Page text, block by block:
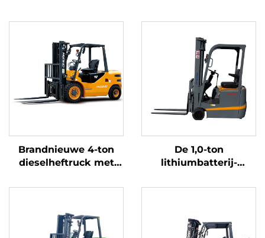
Brandnieuwe 4-ton
dieselheftruck met
Japanse ISUZU-motor
De 1,0-ton
lithiumbatterij-
met lithiumbatterij,